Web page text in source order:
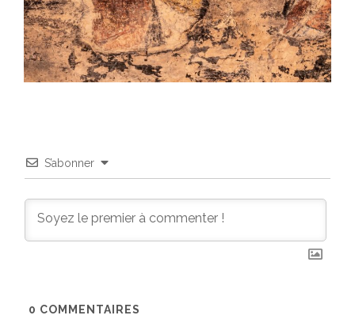
S’abonner
0 COMMENTAIRES